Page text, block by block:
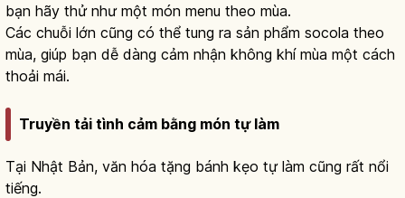
bạn hãy thử như một món menu theo mùa.
Các chuỗi lớn cũng có thể tung ra sản phẩm socola theo
mùa, giúp bạn dễ dàng cảm nhận không khí mùa một cách
thoải mái.
Truyền tải tình cảm bằng món tự làm
Tại Nhật Bản, văn hóa tặng bánh kẹo tự làm cũng rất nổi
tiếng.